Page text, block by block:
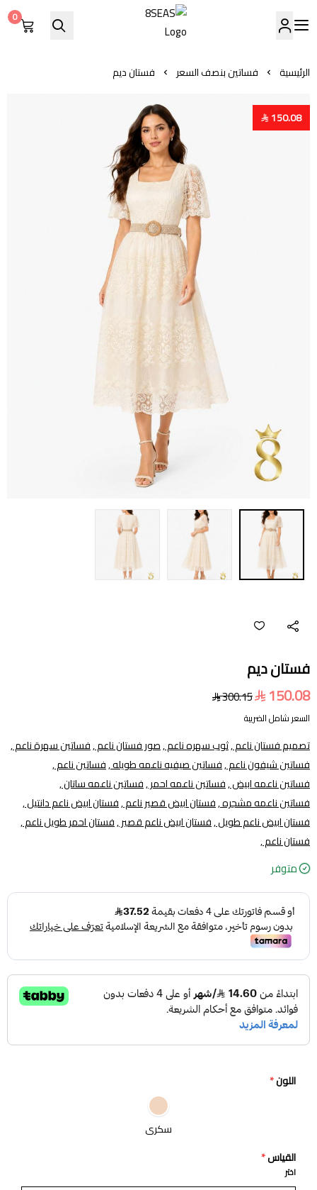
8SEAS
0
الرئيسية فساتين بنصف السعر فستان ديم
150.08
فستان ديم
150.08
300.15
السعر شامل الضريبة
تصميم فستان ناعم ,ثوب سهره ناعم ,صور فستان ناعم ,فساتين سهرة ناعم ,
فساتين شيفون ناعم ,فساتين صيفيه ناعمه طويله ,فساتين ناعم ,
فساتين ناعمه ابيض ,فساتين ناعمه احمر ,فساتين ناعمه ساتان ,
فساتين ناعمه مشجره ,فستان ابيض قصير ناعم ,فستان ابيض ناعم دانتيل ,
فستان ابيض ناعم طويل ,فستان ابيض ناعم قصير ,فستان احمر طويل ناعم ,
فستان ناعم ,
متوفر
اللون*
سكري
القياس*
اختر